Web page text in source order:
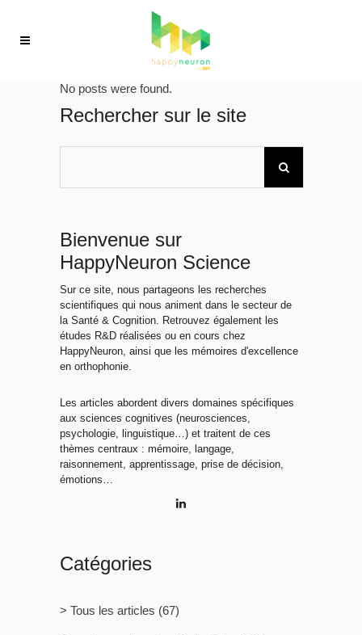
No posts were found.
Rechercher sur le site
Bienvenue sur
HappyNeuron Science
Sur ce site, nous partageons les recherches
scientifiques qui nous animent dans le secteur de
la Santé & Cognition. Retrouvez également les
études R&D réalisées ou en cours chez
HappyNeuron, ainsi que les mémoires d'excellence
en orthophonie.
Les articles abordent divers domaines spécifiques
aux sciences cognitives (neurosciences,
psychologie, linguistique…) et traitent de ces
thèmes centraux : mémoire, langage,
raisonnement, apprentissage, prise de décision,
émotions…
Catégories
> Tous les articles (67)